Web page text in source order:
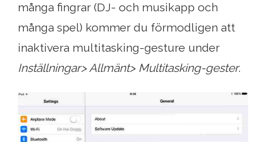
många fingrar (DJ- och musikapp och
många spel) kommer du förmodligen att
inaktivera multitasking-gesture under
Inställningar> Allmänt> Multitasking-gester.